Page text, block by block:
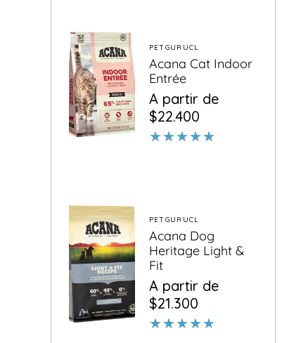
Proveedor:
PETGURUCL
Acana Cat Indoor
Entrée
Precio
habitual
Precio
de
oferta
A partir de
$22.400
Proveedor:
PETGURUCL
Acana Dog
Heritage Light &
Fit
Precio
habitual
Precio
de
oferta
A partir de
$21.300